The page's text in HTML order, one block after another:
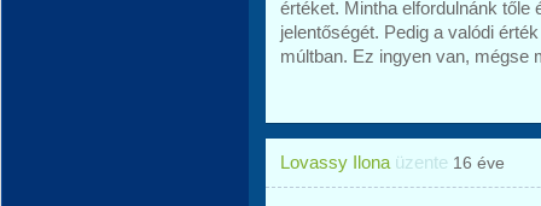
értéket. Mintha elfordulnánk tőle
jelentőségét. Pedig a valódi
múltban. Ez ingyen van, mégse
Lovassy Ilona üzente 16 éve